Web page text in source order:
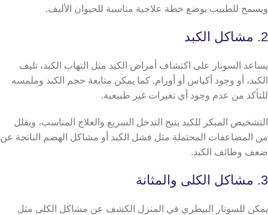
ويسمح للطبيب بوضع خطة علاجية مناسبة للحيوان الأليف.
2. مشاكل الكبد
يساعد السونار على اكتشاف أمراض الكبد مثل التهاب الكبد، تليف
الكبد، أو وجود أكياس أو أورام. كما يمكن متابعة حجم الكبد وملمسه
للتأكد من عدم وجود أي تغيرات غير طبيعية.
التشخيص المبكر للكبد يتيح التدخل السريع والعلاج المناسب، ويقلل
من المضاعفات المحتملة مثل فشل الكبد أو مشاكل الهضم الناتجة عن
ضعف وظائف الكبد.
3. مشاكل الكلى والمثانة
يمكن للسونار البيطري في المنزل الكشف عن مشاكل الكلى مثل